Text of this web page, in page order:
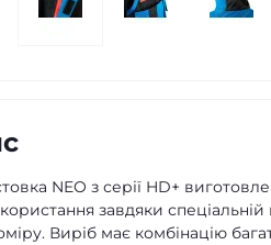
NEO з серії HD+
завдяки
Виріб має комбінацію